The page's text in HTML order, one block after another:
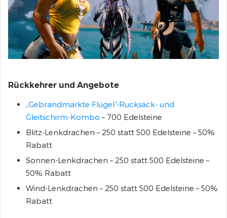
Rückkehrer und Angebote
„Gebrandmarkte Flügel“-Rucksack- und
Gleitschirm-Kombo – 700 Edelsteine
Blitz-Lenkdrachen – 250 statt 500 Edelsteine – 50%
Rabatt
Sonnen-Lenkdrachen – 250 statt 500 Edelsteine –
50% Rabatt
Wind-Lenkdrachen – 250 statt 500 Edelsteine – 50%
Rabatt